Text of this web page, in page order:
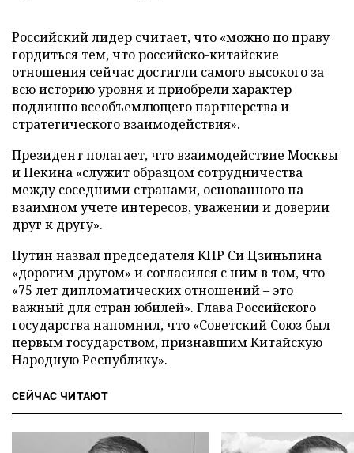
Российский лидер считает, что «можно по праву
гордиться тем, что российско-китайские
отношения сейчас достигли самого высокого за
всю историю уровня и приобрели характер
подлинно всеобъемлющего партнерства и
стратегического взаимодействия».
Президент полагает, что взаимодействие Москвы
и Пекина «служит образцом сотрудничества
между соседними странами, основанного на
взаимном учете интересов, уважении и доверии
друг к другу».
Путин назвал председателя КНР Си Цзиньпина
«дорогим другом» и согласился с ним в том, что
«75 лет дипломатических отношений – это
важный для стран юбилей». Глава Российского
государства напомнил, что «Советский Союз был
первым государством, признавшим Китайскую
Народную Республику».
СЕЙЧАС ЧИТАЮТ